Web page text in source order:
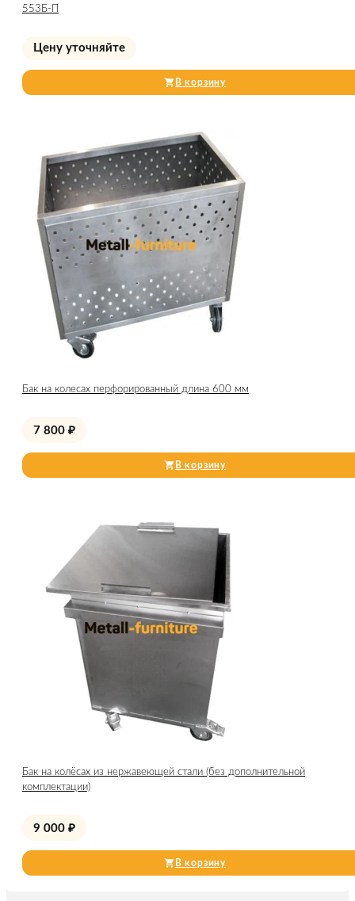
553Б-П
Цену уточняйте
В корзину
Бак на колесах перфорированный длина 600 мм
7 800 ₽
В корзину
Бак на колёсах из нержавеющей стали (без дополнительной
комплектации)
9 000 ₽
В корзину